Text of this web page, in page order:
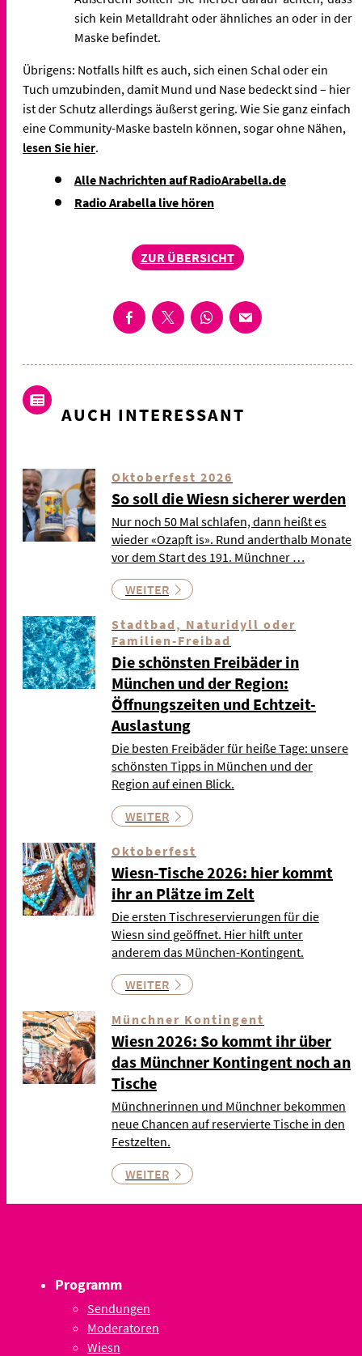
sich kein Metalldraht oder ähnliches an oder in der
Maske befindet.
Übrigens: Notfalls hilft es auch, sich einen Schal oder ein
Tuch umzubinden, damit Mund und Nase bedeckt sind – hier
ist der Schutz allerdings äußerst gering. Wie Sie ganz einfach
eine Community-Maske basteln können, sogar ohne Nähen,
lesen Sie hier.
Alle Nachrichten auf RadioArabella.de
Radio Arabella live hören
ZUR ÜBERSICHT
AUCH INTERESSANT
Oktoberfest 2026
So soll die Wiesn sicherer werden
Nur noch 50 Mal schlafen, dann heißt es
wieder «Ozapft is». Rund anderthalb Monate
vor dem Start des 191. Münchner …
WEITER
Stadtbad, Naturidyll oder
Familien-Freibad
Die schönsten Freibäder in
München und der Region:
Öffnungszeiten und Echtzeit-
Auslastung
Die besten Freibäder für heiße Tage: unsere
schönsten Tipps in München und der
Region auf einen Blick.
WEITER
Oktoberfest
Wiesn-Tische 2026: hier kommt
ihr an Plätze im Zelt
Die ersten Tischreservierungen für die
Wiesn sind geöffnet. Hier hilft unter
anderem das München-Kontingent.
WEITER
Münchner Kontingent
Wiesn 2026: So kommt ihr über
das Münchner Kontingent noch an
Tische
Münchnerinnen und Münchner bekommen
neue Chancen auf reservierte Tische in den
Festzelten.
WEITER
Programm
Sendungen
Moderatoren
Wiesn